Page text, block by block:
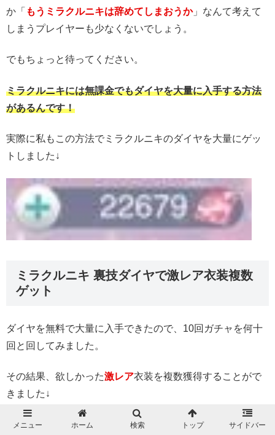
か「 もうミラクルニキは辞めてしまおうか」なんて考えて
しまうプレイヤーも少なくないでしょう。
でもちょっと待ってください。
ミラクルニキには無課金でもダイヤを大量に入手する方法
があるんです！
実際に私もこの方法でミラクルニキのダイヤを大量にゲッ
トしました↓
ミラクルニキ 裏技ダイヤで激レア衣装複数
ゲット
ダイヤを無料で大量に入手できたので、10回ガチャを何十
回と回してみました。
その結果、欲しかった激レア衣装を複数獲得することがで
きました↓
メニュー ホーム 検索 トップ サイドバー